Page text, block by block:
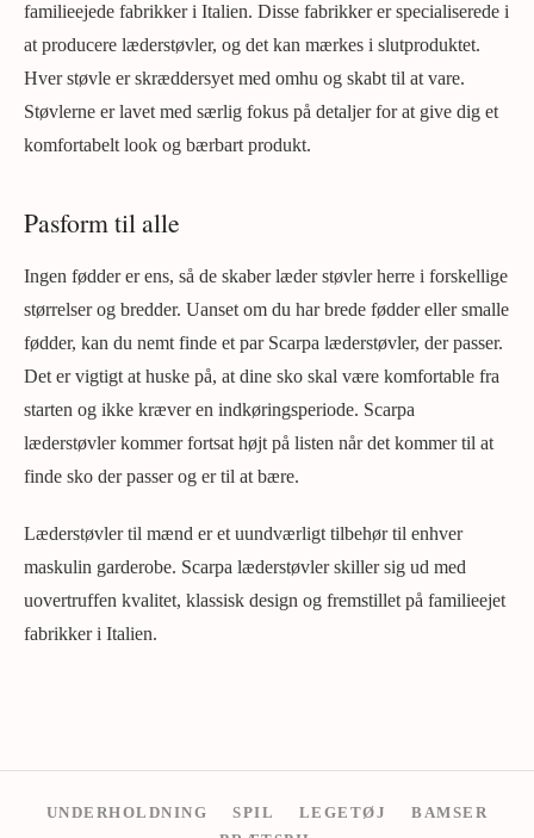
familieejede fabrikker i Italien. Disse fabrikker er specialiserede i
at producere læderstøvler, og det kan mærkes i slutproduktet.
Hver støvle er skræddersyet med omhu og skabt til at vare.
Støvlerne er lavet med særlig fokus på detaljer for at give dig et
komfortabelt look og bærbart produkt.
Pasform til alle
Ingen fødder er ens, så de skaber læder støvler herre i forskellige
størrelser og bredder. Uanset om du har brede fødder eller smalle
fødder, kan du nemt finde et par Scarpa læderstøvler, der passer.
Det er vigtigt at huske på, at dine sko skal være komfortable fra
starten og ikke kræver en indkøringsperiode. Scarpa
læderstøvler kommer fortsat højt på listen når det kommer til at
finde sko der passer og er til at bære.
Læderstøvler til mænd er et uundværligt tilbehør til enhver
maskulin garderobe. Scarpa læderstøvler skiller sig ud med
uovertruffen kvalitet, klassisk design og fremstillet på familieejet
fabrikker i Italien.
UNDERHOLDNING SPIL LEGETØJ
BAMSER